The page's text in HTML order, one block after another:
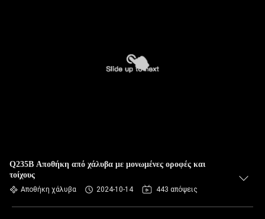
Q235B Αποθήκη από χάλυβα με μονωμένες οροφές και
τοίχους
Αποθήκη χάλυβα 2024-10-14 443 απόψεις